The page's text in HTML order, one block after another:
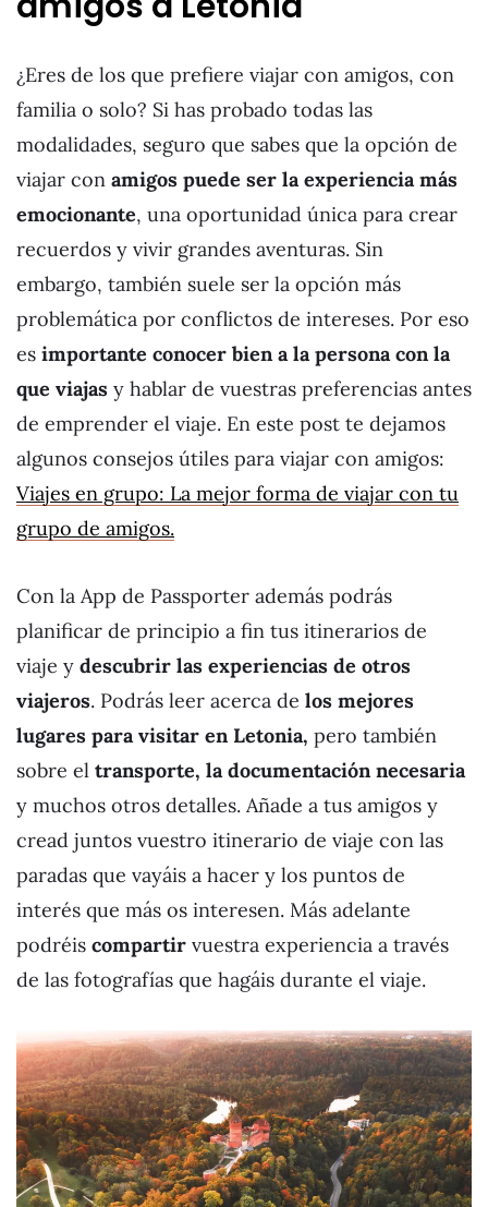
¿Eres de los que prefiere viajar con amigos, con
familia o solo? Si has probado todas las
modalidades, seguro que sabes que la opción de
viajar con amigos puede ser la experiencia más
emocionante, una oportunidad única para crear
recuerdos y vivir grandes aventuras. Sin
embargo, también suele ser la opción más
problemática por conflictos de intereses. Por eso
es importante conocer bien a la persona con la
que viajas y hablar de vuestras preferencias antes
de emprender el viaje. En este post te dejamos
algunos consejos útiles para viajar con amigos:
Viajes en grupo: La mejor forma de viajar con tu
grupo de amigos.
Con la App de Passporter además podrás
planificar de principio a fin tus itinerarios de
viaje y descubrir las experiencias de otros
viajeros. Podrás leer acerca de los mejores
lugares para visitar en Letonia, pero también
sobre el transporte, la documentación necesaria
y muchos otros detalles. Añade a tus amigos y
cread juntos vuestro itinerario de viaje con las
paradas que vayáis a hacer y los puntos de
interés que más os interesen. Más adelante
podréis compartir vuestra experiencia a través
de las fotografías que hagáis durante el viaje.